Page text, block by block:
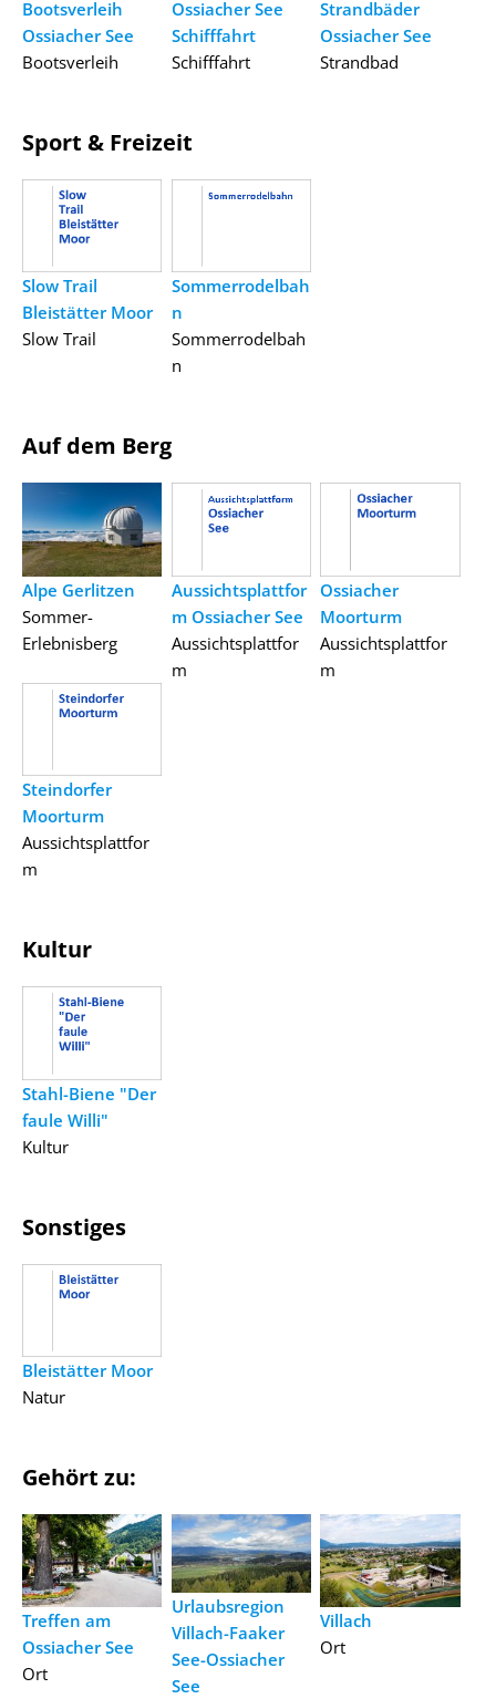
Bootsverleih
Ossiacher See
Bootsverleih
Ossiacher See
Schifffahrt
Schifffahrt
Strandbäder
Ossiacher See
Strandbad
Sport & Freizeit
Slow Trail
Bleistätter Moor
Slow Trail
Sommerrodelbah
n
Sommerrodelbah
n
Auf dem Berg
Alpe Gerlitzen
Sommer-
Erlebnisberg
Steindorfer
Moorturm
Aussichtsplattfor
m
Aussichtsplattfor
m Ossiacher See
Aussichtsplattfor
m
Ossiacher
Moorturm
Aussichtsplattfor
m
Kultur
Stahl-Biene "Der
faule Willi"
Kultur
Sonstiges
Bleistätter Moor
Natur
Gehört zu:
Treffen am
Ossiacher See
Ort
Urlaubsregion
Villach-Faaker
See-Ossiacher
See
Villach
Ort